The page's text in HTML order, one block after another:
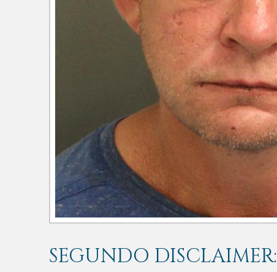
SEGUNDO DISCLAIMER: